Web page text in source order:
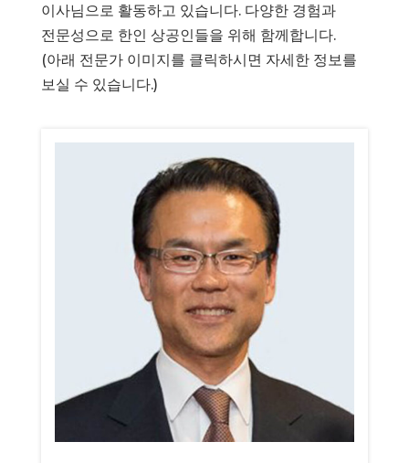
이사님으로 활동하고 있습니다. 다양한 경험과
전문성으로 한인 상공인들을 위해 함께합니다.
(아래 전문가 이미지를 클릭하시면 자세한 정보를
보실 수 있습니다.)